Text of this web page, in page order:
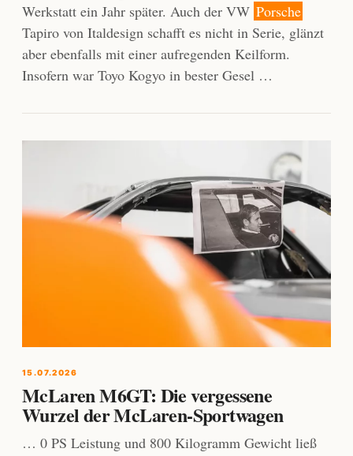
Werkstatt ein Jahr später. Auch der VW Porsche
Tapiro von Italdesign schafft es nicht in Serie, glänzt
aber ebenfalls mit einer aufregenden Keilform.
Insofern war Toyo Kogyo in bester Gesel …
15.07.2026
McLaren M6GT: Die vergessene
Wurzel der McLaren-Sportwagen
… 0 PS Leistung und 800 Kilogramm Gewicht ließ